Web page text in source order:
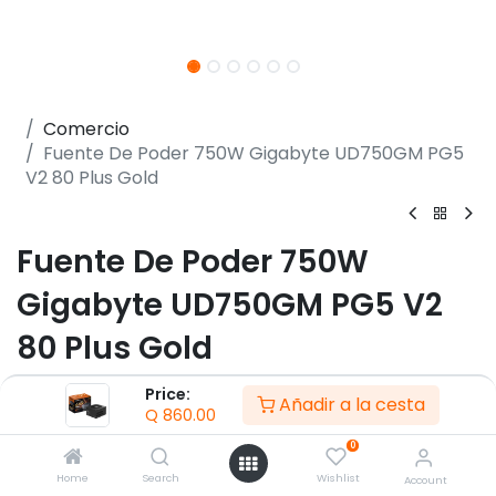
Price:
Q 860.00 Añadir a la cesta
Home Search
0
Wishlist Account
Comercio
Fuente De Poder 750W Gigabyte UD750GM PG5
V2 80 Plus Gold
Fuente De Poder 750W
Gigabyte UD750GM PG5 V2
80 Plus Gold
(0 reseña)
- Potencia: 750W
- Certificación: 80 PLUS Gold
- Factor de forma: ATX 12V v3.1